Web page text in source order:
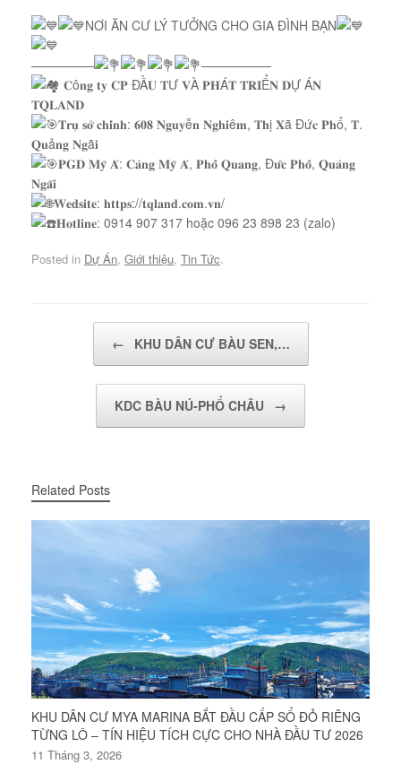
NƠI ĂN CƯ LÝ TƯỞNG CHO GIA ĐÌNH BẠN
—————
—————–
𝐂ô𝐧𝐠 𝐭𝐲 𝐂𝐏 ĐẦ𝐔 𝐓Ư 𝐕À 𝐏𝐇Á𝐓 𝐓𝐑𝐈Ể𝐍 𝐃Ự Á𝐍
𝐓𝐐𝐋𝐀𝐍𝐃
𝐓𝐫𝐮̣ 𝐬𝐨̛̉ 𝐜𝐡𝐢́𝐧𝐡: 𝟔𝟎𝟖 𝐍𝐠𝐮𝐲ễ𝐧 𝐍𝐠𝐡𝐢ê𝐦, 𝐓𝐡ị 𝐗ã Đứ𝐜 𝐏𝐡ổ, 𝐓.
𝐐𝐮ả𝐧𝐠 𝐍𝐠ã𝐢
𝐏𝐆𝐃 𝐌𝐲̃ 𝐀́: 𝐂𝐚̉𝐧𝐠 𝐌𝐲̃ 𝐀́, 𝐏𝐡𝐨̂̉ 𝐐𝐮𝐚𝐧𝐠, Đ𝐮̛́𝐜 𝐏𝐡𝐨̂̉, 𝐐𝐮𝐚̉𝐧𝐠
𝐍𝐠𝐚̃𝐢
𝐖𝐞𝐝𝐬𝐢𝐭𝐞: 𝐡𝐭𝐭𝐩𝐬://𝐭𝐪𝐥𝐚𝐧𝐝.𝐜𝐨𝐦.𝐯𝐧/
𝐇𝐨𝐭𝐥𝐢𝐧𝐞: 0914 907 317 hoặc 096 23 898 23 (zalo)
Posted in Dự Án, Giới thiệu, Tin Tức.
← KHU DÂN CƯ BÀU SEN,…
KDC BÀU NÚ-PHỔ CHÂU →
Related Posts
KHU DÂN CƯ MYA MARINA BẮT ĐẦU CẤP SỔ ĐỎ RIÊNG
TỪNG LÔ – TÍN HIỆU TÍCH CỰC CHO NHÀ ĐẦU TƯ 2026
11 Tháng 3, 2026